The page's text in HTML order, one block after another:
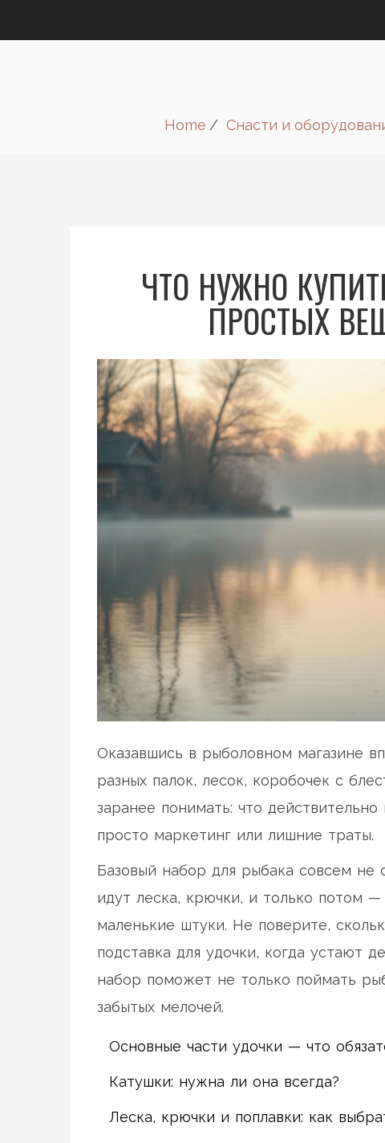
Home Снасти и
ЧТО НУЖНО
ПРОСТЫХ
Оказавшись в рыболовном магазине
разных палок, лесок, коробочек с
заранее понимать: что
просто маркетинг или лишние траты.
Базовый набор для рыбака совсем не
идут леска, крючки, и только потом
маленькие штуки. Не поверите,
подставка для удочки, когда устают
набор поможет не только поймать
забытых мелочей.
Основные части удочки — что
Катушки: нужна ли она всегда?
Леска, крючки и поплавки: как